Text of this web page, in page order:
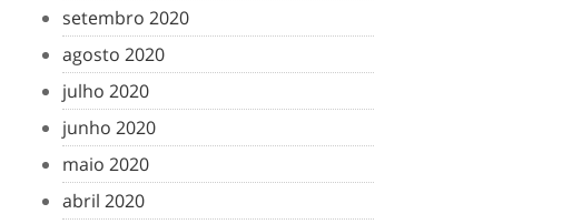
setembro 2020
agosto 2020
julho 2020
junho 2020
maio 2020
abril 2020